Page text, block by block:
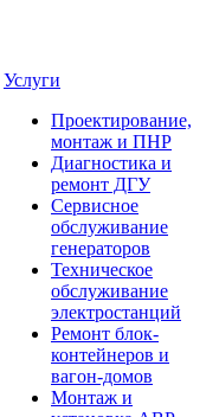
Услуги
Проектирование,
монтаж и ПНР
Диагностика и
ремонт ДГУ
Сервисное
обслуживание
генераторов
Техническое
обслуживание
электростанций
Ремонт блок-
контейнеров и
вагон-домов
Монтаж и